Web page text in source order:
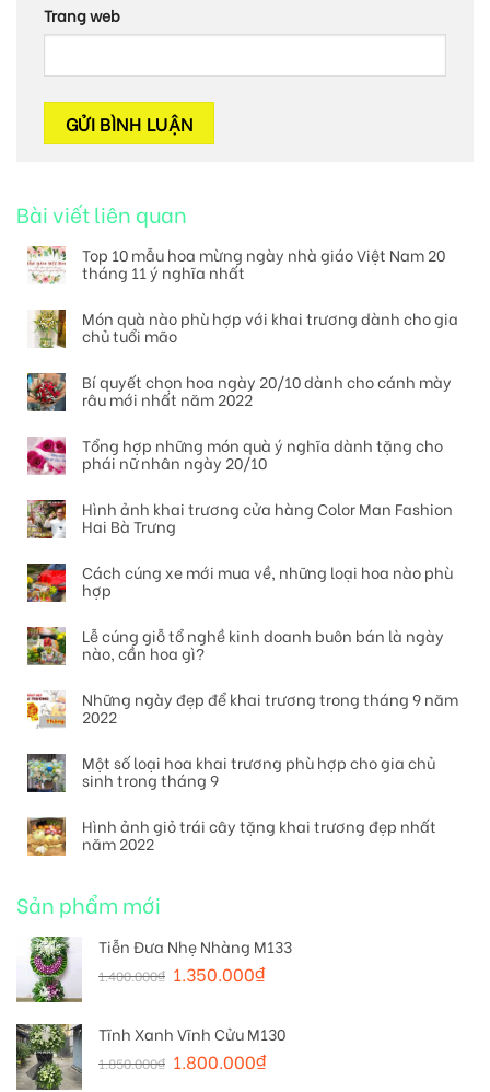
Trang web
Bài viết liên quan
Top 10 mẫu hoa mừng ngày nhà giáo Việt Nam 20
tháng 11 ý nghĩa nhất
Món quà nào phù hợp với khai trương dành cho gia
chủ tuổi mão
Bí quyết chọn hoa ngày 20/10 dành cho cánh mày
râu mới nhất năm 2022
Tổng hợp những món quà ý nghĩa dành tặng cho
phái nữ nhân ngày 20/10
Hình ảnh khai trương cửa hàng Color Man Fashion
Hai Bà Trưng
Cách cúng xe mới mua về, những loại hoa nào phù
hợp
Lễ cúng giỗ tổ nghề kinh doanh buôn bán là ngày
nào, cần hoa gì?
Những ngày đẹp để khai trương trong tháng 9 năm
2022
Một số loại hoa khai trương phù hợp cho gia chủ
sinh trong tháng 9
Hình ảnh giỏ trái cây tặng khai trương đẹp nhất
năm 2022
Sản phẩm mới
Tiễn Đưa Nhẹ Nhàng M133
1.400.000₫ 1.350.000₫
Tĩnh Xanh Vĩnh Cửu M130
1.850.000₫ 1.800.000₫